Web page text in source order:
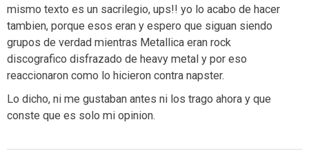
mismo texto es un sacrilegio, ups!! yo lo acabo de hacer
tambien, porque esos eran y espero que siguan siendo
grupos de verdad mientras Metallica eran rock
discografico disfrazado de heavy metal y por eso
reaccionaron como lo hicieron contra napster.
Lo dicho, ni me gustaban antes ni los trago ahora y que
conste que es solo mi opinion.